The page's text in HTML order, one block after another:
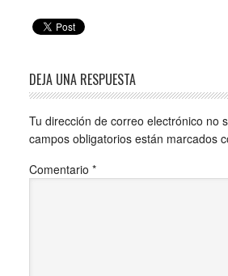
DEJA UNA RESPUESTA
Tu dirección de correo electrónico no
campos obligatorios están marcados
Comentario *